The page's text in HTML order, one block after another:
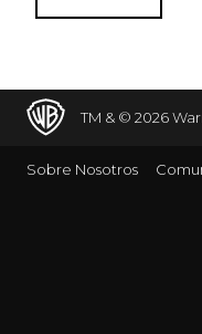
TM & © 2026
Sobre Nosotros